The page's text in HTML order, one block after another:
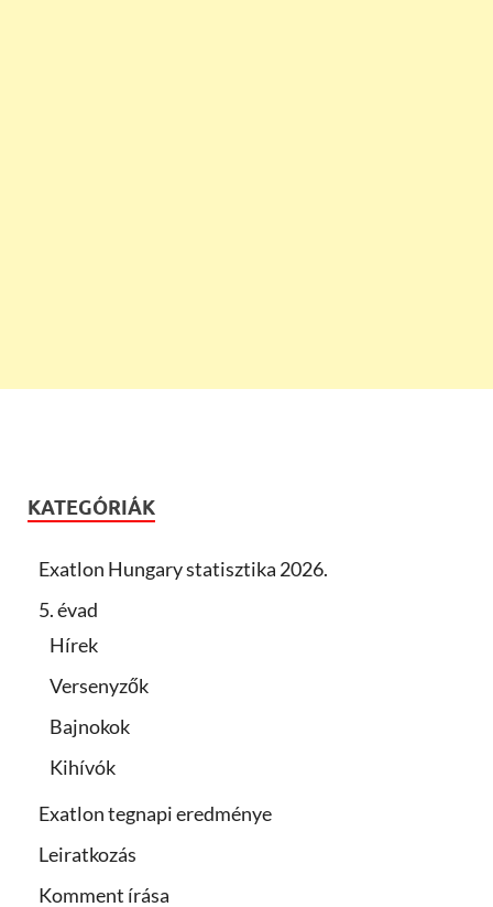
KATEGÓRIÁK
Exatlon Hungary statisztika 2026.
5. évad
Hírek
Versenyzők
Bajnokok
Kihívók
Exatlon tegnapi eredménye
Leiratkozás
Komment írása